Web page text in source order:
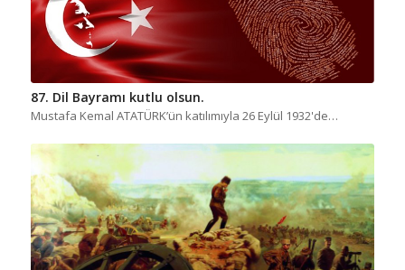
87. Dil Bayramı kutlu olsun.
Mustafa Kemal ATATÜRK’ün katılımıyla 26 Eylül 1932'de…